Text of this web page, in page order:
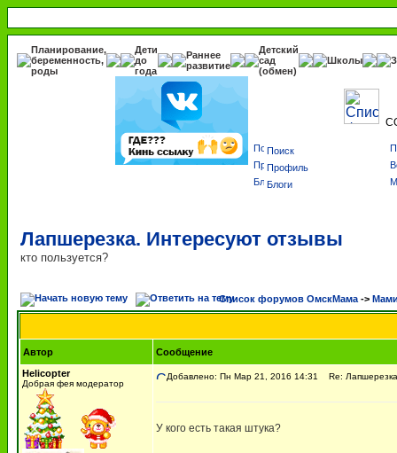
Планирование,
беременность,
роды
Дети
до
года
Раннее
развитие
Детский
сад
(обмен)
Школы
Поиск
Профиль
Блоги
Лапшерезка. Интересуют отзывы
кто пользуется?
Список форумов ОмскМама ->
Автор
Сообщение
Helicopter
Добрая фея модератор
Добавлено: Пн Мар 21, 2016 14:31 Re:
У кого есть такая штука?